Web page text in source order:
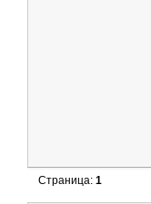
Страница:1